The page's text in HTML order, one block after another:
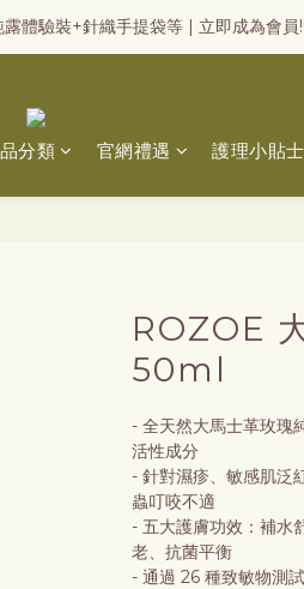
體驗裝+針織手提袋等 | 立即成為會員!!
分類 官網禮遇 護理小貼士
ROZOE
50ml
- 全天然大馬士革玫瑰
活性成分
- 針對濕疹、敏感肌泛
蟲叮咬不適
- 五大護膚功效：補水
老、抗菌平衡
- 通過 26 種致敏物測